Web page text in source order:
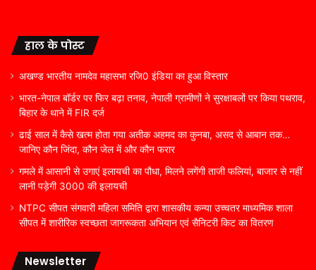
हाल के पोस्ट
अखण्ड भारतीय नामदेव महासभा रजि0 इंडिया का हुआ विस्तार
भारत-नेपाल बॉर्डर पर फिर बढ़ा तनाव, नेपाली ग्रामीणों ने सुरक्षाबलों पर किया पथराव,
बिहार के थाने में FIR दर्ज
ढाई साल में कैसे खत्म होता गया अतीक अहमद का कुनबा, असद से आबान तक…
जानिए कौन जिंदा, कौन जेल में और कौन फरार
गमले में आसानी से उगाएं इलायची का पौधा, मिलने लगेंगी ताजी फलियां, बाजार से नहीं
लानी पड़ेगी 3000 की इलायची
NTPC सीपत संगवारी महिला समिति द्वारा शासकीय कन्या उच्चतर माध्यमिक शाला
सीपत में शारीरिक स्वच्छता जागरूकता अभियान एवं सैनिटरी किट का वितरण
Newsletter